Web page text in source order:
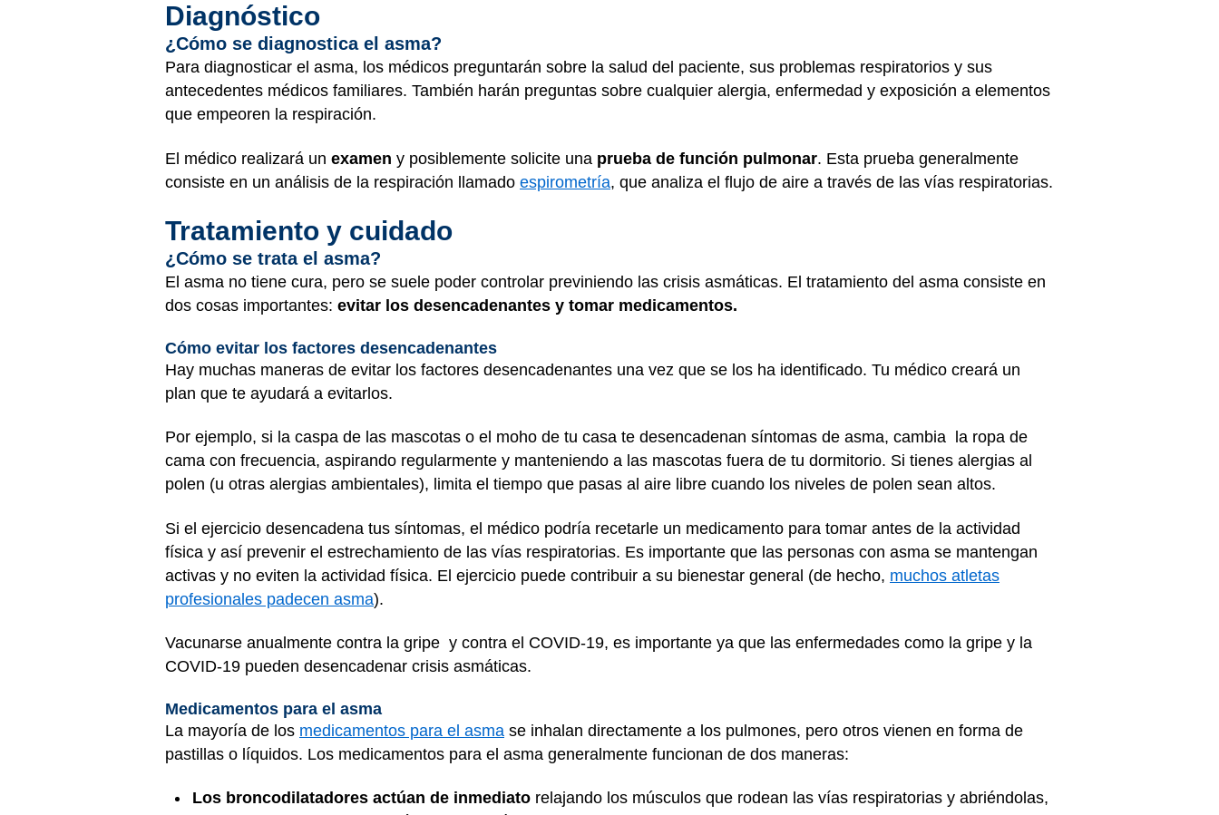
Diagnóstico
¿Cómo se diagnostica el asma?
Para diagnosticar el asma, los médicos preguntarán sobre la salud del paciente, sus problemas respiratorios y sus
antecedentes médicos familiares. También harán preguntas sobre cualquier alergia, enfermedad y exposición a elementos
que empeoren la respiración.
El médico realizará un examen y posiblemente solicite una prueba de función pulmonar. Esta prueba generalmente
consiste en un análisis de la respiración llamado espirometría, que analiza el flujo de aire a través de las vías respiratorias.
Tratamiento y cuidado
¿Cómo se trata el asma?
El asma no tiene cura, pero se suele poder controlar previniendo las crisis asmáticas. El tratamiento del asma consiste en
dos cosas importantes: evitar los desencadenantes y tomar medicamentos.
Cómo evitar los factores desencadenantes
Hay muchas maneras de evitar los factores desencadenantes una vez que se los ha identificado. Tu médico creará un
plan que te ayudará a evitarlos.
Por ejemplo, si la caspa de las mascotas o el moho de tu casa te desencadenan síntomas de asma, cambia la ropa de
cama con frecuencia, aspirando regularmente y manteniendo a las mascotas fuera de tu dormitorio. Si tienes alergias al
polen (u otras alergias ambientales), limita el tiempo que pasas al aire libre cuando los niveles de polen sean altos.
Si el ejercicio desencadena tus síntomas, el médico podría recetarle un medicamento para tomar antes de la actividad
física y así prevenir el estrechamiento de las vías respiratorias. Es importante que las personas con asma se mantengan
activas y no eviten la actividad física. El ejercicio puede contribuir a su bienestar general (de hecho, muchos atletas
profesionales padecen asma).
Vacunarse anualmente contra la gripe y contra el COVID-19, es importante ya que las enfermedades como la gripe y la
COVID-19 pueden desencadenar crisis asmáticas.
Medicamentos para el asma
La mayoría de los medicamentos para el asma se inhalan directamente a los pulmones, pero otros vienen en forma de
pastillas o líquidos. Los medicamentos para el asma generalmente funcionan de dos maneras:
Los broncodilatadores actúan de inmediato relajando los músculos que rodean las vías respiratorias y abriéndolas,